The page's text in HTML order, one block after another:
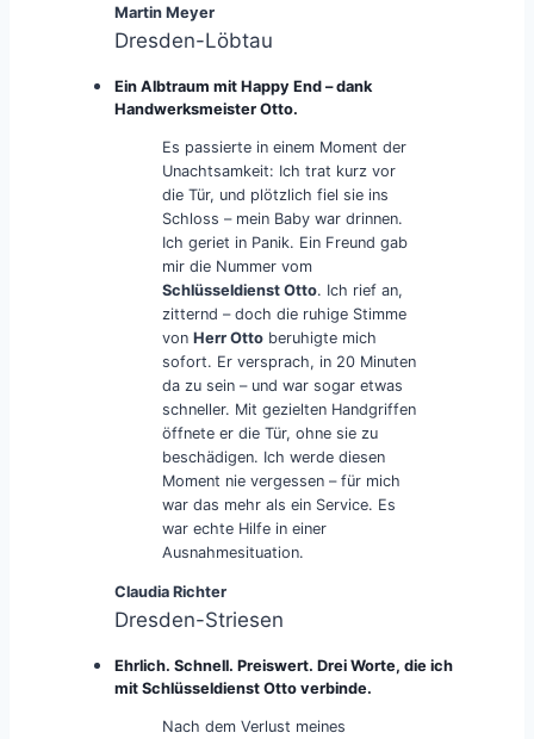
Martin Meyer
Dresden-Löbtau
Ein Albtraum mit Happy End – dank
Handwerksmeister Otto.
Es passierte in einem Moment der
Unachtsamkeit: Ich trat kurz vor
die Tür, und plötzlich fiel sie ins
Schloss – mein Baby war drinnen.
Ich geriet in Panik. Ein Freund gab
mir die Nummer vom
Schlüsseldienst Otto. Ich rief an,
zitternd – doch die ruhige Stimme
von Herr Otto beruhigte mich
sofort. Er versprach, in 20 Minuten
da zu sein – und war sogar etwas
schneller. Mit gezielten Handgriffen
öffnete er die Tür, ohne sie zu
beschädigen. Ich werde diesen
Moment nie vergessen – für mich
war das mehr als ein Service. Es
war echte Hilfe in einer
Ausnahmesituation.
Claudia Richter
Dresden-Striesen
Ehrlich. Schnell. Preiswert. Drei Worte, die ich
mit Schlüsseldienst Otto verbinde.
Nach dem Verlust meines